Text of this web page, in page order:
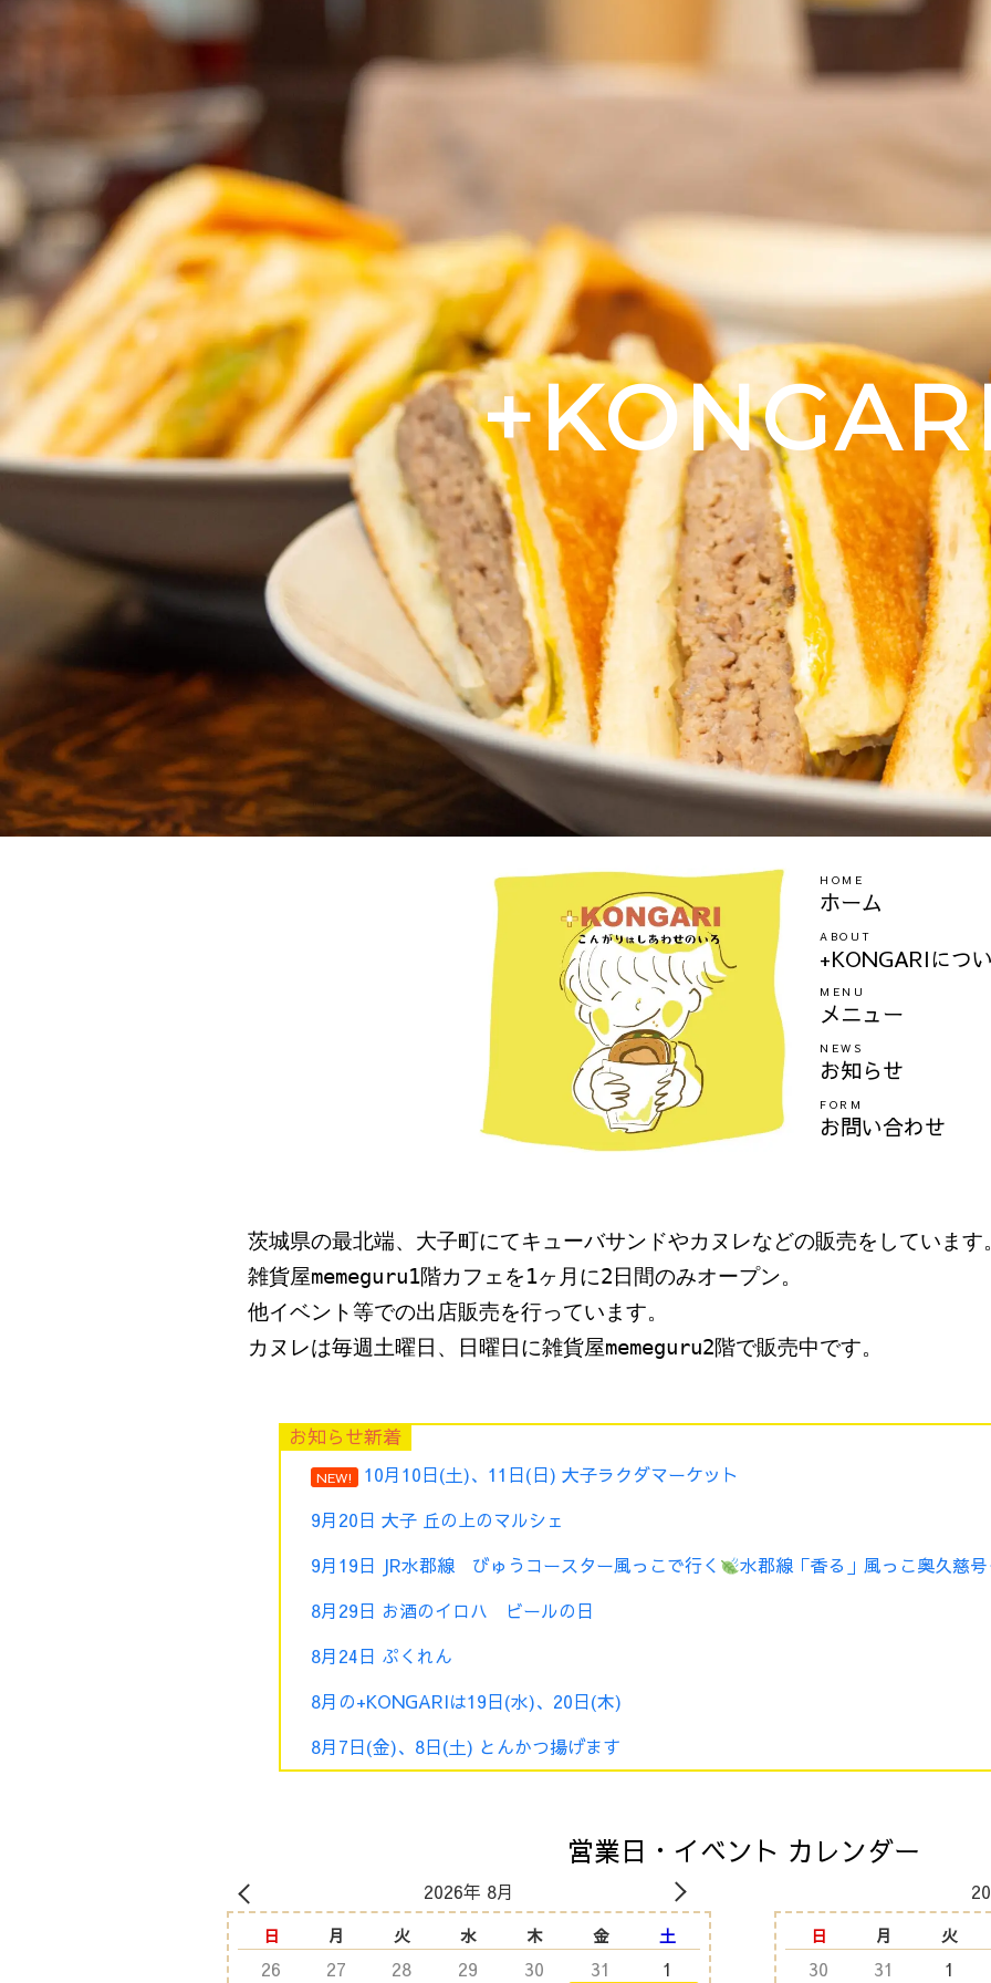
ホーム
HOME
+KONGARIにつ
ABOUT
メニュー
MENU
お知らせ
NEWS
お問い合わせ
FORM
茨城県の最北端、大子町にてキューバサンドやカヌレなどの販売をしています
雑貨屋memeguru1階カフェを1ヶ月に2日間のみオープン。
他イベント等での出店販売を行っています。
カヌレは毎週土曜日、日曜日に雑貨屋memeguru2階で販売中です。
お知らせ新着
NEW! 10月10日(土)、11日(日) 大子ラクダマーケット
9月20日 大子 丘の上のマルシェ
9月19日 JR水郡線 びゅうコースター風っこで行く
水郡線「香る」風っこ奥久慈
8月29日 お酒のイロハ ビールの日
8月24日 ぷくれん
8月の+KONGARIは19日(水)、20日(木)
8月7日(金)、8日(土) とんかつ揚げます
営業日・イベント カレンダー
2026年 8月
日 月 火 水 木 金 土
26 27 28 29 30 31 1
日 月 火
30 31 1